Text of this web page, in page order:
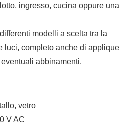
ingresso, cucina oppure una
modelli a scelta tra la
luci, completo anche di applique
abbinamenti.
vetro
V AC